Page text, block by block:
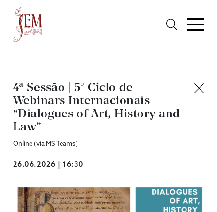
4ª Sessão | 5° Ciclo de
Webinars Internacionais
“Dialogues of Art, History and
Law”
Online (via MS Teams)
26.06.2026 | 16:30